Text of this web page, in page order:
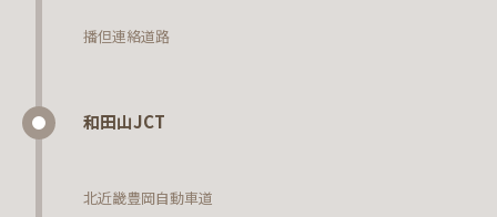
播但連絡道路
和田山JCT
北近畿豊岡自動車道